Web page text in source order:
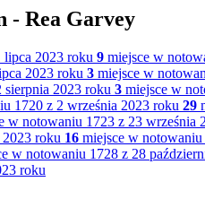
- Rea Garvey
lipca 2023 roku 9 miejsce w
2023 roku 3 miejsce w
2023 roku 3 miejsce w
1720 z 2 września 2023 roku 29
w notowaniu 1723 z 23 września
roku 16 miejsce w
w notowaniu 1728 z 28
roku